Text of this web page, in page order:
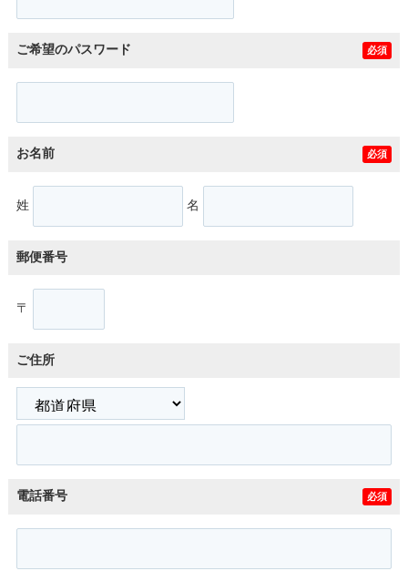
ご希望のパスワード 必須
お名前 必須
姓 名
郵便番号
〒
ご住所
電話番号 必須